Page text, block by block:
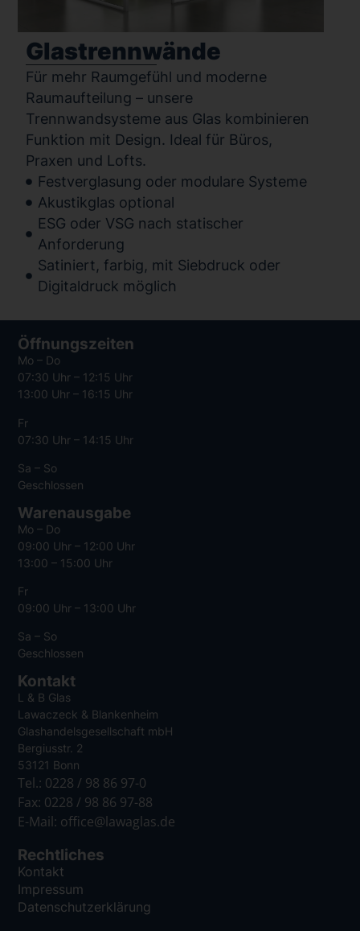
Glastrennwände
Für mehr Raumgefühl und moderne
Raumaufteilung – unsere
Trennwandsysteme aus Glas kombinieren
Funktion mit Design. Ideal für Büros,
Praxen und Lofts.
Festverglasung oder modulare Systeme
Akustikglas optional
ESG oder VSG nach statischer
Anforderung
Satiniert, farbig, mit Siebdruck oder
Digitaldruck möglich
Öffnungszeiten
Mo – Do
07:30 Uhr – 12:15 Uhr
13:00 Uhr – 16:15 Uhr
Fr
07:30 Uhr – 14:15 Uhr
Sa – So
Geschlossen
Warenausgabe
Mo – Do
09:00 Uhr – 12:00 Uhr
13:00 – 15:00 Uhr
Fr
09:00 Uhr – 13:00 Uhr
Sa – So
Geschlossen
Kontakt
L & B Glas
Lawaczeck & Blankenheim
Glashandelsgesellschaft mbH
Bergiusstr. 2
53121 Bonn
Tel.: 0228 / 98 86 97-0
Fax: 0228 / 98 86 97-88
E-Mail: office@lawaglas.de
Rechtliches
Kontakt
Impressum
Datenschutzerklärung